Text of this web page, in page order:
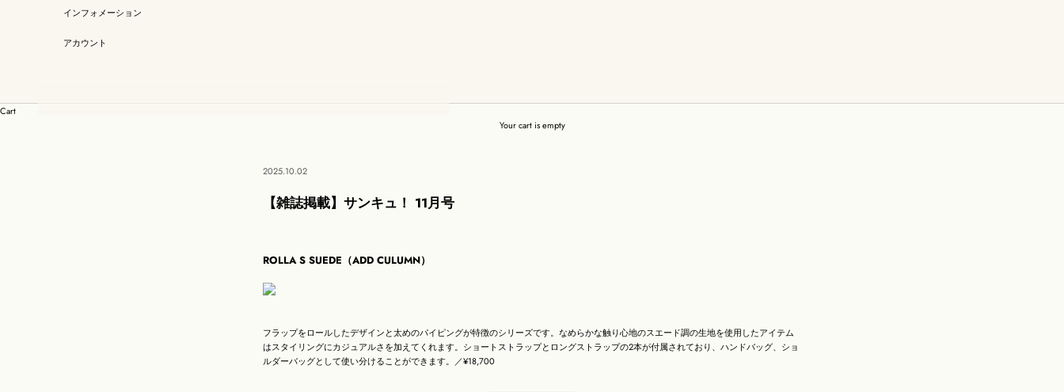
インフォメーション
アカウント
Cart
Your cart is empty
2025.10.02
【雑誌掲載】サンキュ！ 11月号
ROLLA S SUEDE（ADD CULUMN）
フラップをロールしたデザインと太めのパイピングが特徴のシリーズです。なめらかな触り心地のスエード調の生地を使用したアイテム
はスタイリングにカジュアルさを加えてくれます。ショートストラップとロングストラップの2本が付属されており、ハンドバッグ、ショ
ルダーバッグとして使い分けることができます。／¥18,700